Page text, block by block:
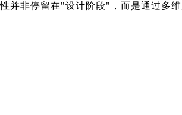
并非停留在"设计阶段"，而是通过多